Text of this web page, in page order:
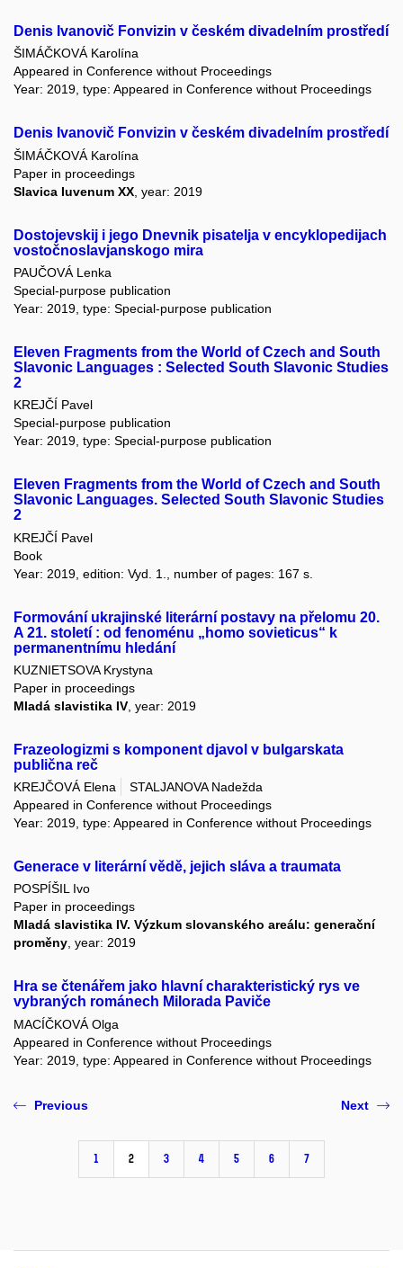
Denis Ivanovič Fonvizin v českém divadelním prostředí
ŠIMÁČKOVÁ Karolína
Appeared in Conference without Proceedings
Year: 2019, type: Appeared in Conference without Proceedings
Denis Ivanovič Fonvizin v českém divadelním prostředí
ŠIMÁČKOVÁ Karolína
Paper in proceedings
Slavica Iuvenum XX , year: 2019
Dostojevskij i jego Dnevnik pisatelja v encyklopedijach
vostočnoslavjanskogo mira
PAUČOVÁ Lenka
Special-purpose publication
Year: 2019, type: Special-purpose publication
Eleven Fragments from the World of Czech and South
Slavonic Languages : Selected South Slavonic Studies
2
KREJČÍ Pavel
Special-purpose publication
Year: 2019, type: Special-purpose publication
Eleven Fragments from the World of Czech and South
Slavonic Languages. Selected South Slavonic Studies
2
KREJČÍ Pavel
Book
Year: 2019, edition: Vyd. 1., number of pages: 167 s.
Formování ukrajinské literární postavy na přelomu 20.
A 21. století : od fenoménu „homo sovieticus“ k
permanentnímu hledání
KUZNIETSOVA Krystyna
Paper in proceedings
Mladá slavistika IV , year: 2019
Frazeologizmi s komponent djavol v bulgarskata
publična reč
KREJČOVÁ Elena
STALJANOVA Nadežda
Appeared in Conference without Proceedings
Year: 2019, type: Appeared in Conference without Proceedings
Generace v literární vědě, jejich sláva a traumata
POSPÍŠIL Ivo
Paper in proceedings
Mladá slavistika IV. Výzkum slovanského areálu: generační
proměny, year: 2019
Hra se čtenářem jako hlavní charakteristický rys ve
vybraných románech Milorada Paviče
MACÍČKOVÁ Olga
Appeared in Conference without Proceedings
Year: 2019, type: Appeared in Conference without Proceedings
Previous
1 2 3 4 5 6 7
Next